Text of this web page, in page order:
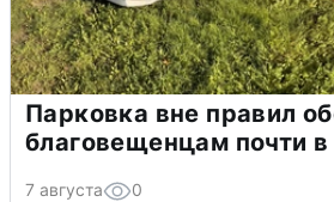
Парковка вне правил
благовещенцам почти
7 августа 0